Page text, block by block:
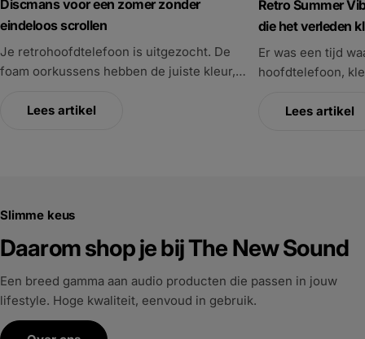
Discmans voor een zomer zonder
eindeloos scrollen
Je retrohoofdtelefoon is uitgezocht. De foam oorkussens hebben de juiste kleur, de kabel past bij de speler en je outfit is klaar. Maar dan ontbreekt natuurlijk nog één belangrijk onderdeel: de muziek. In de zomer, wanneer werk en dagelijkse sleur even wat verder naar de achtergrond verdwijnen, is het heerlijk om niet voortdurend aan je telefoon vast te zitten. Geen melding midden in je favoriete nummer, geen algoritme dat na twintig seconden alweer iets anders wil voorschotelen en geen gedachteloos rondscrollen terwijl je eigenlijk muziek wilde luisteren. Gewoon een cd uitzoeken, het doosje openen, de disc in de speler leggen en op play drukken. En ja, je hoort het goed: de Discman is terug. Daar weten wij inmiddels behoorlijk veel van. Niet omdat hier op kantoor een verborgen wand met tienduizend cd’s staat, maar omdat we een belangrijk deel van ons bestaansrecht bijna aan één draagbare cd-speler te danken hebben. Sinds de introductie van de FiiO DM13 BT is er een echte cd-boom ontstaan. Oude collecties kwamen van zolder, artiesten brachten weer bijzondere cd-edities uit en andere audiomerken begonnen ineens ook na te denken over moderne draagbare cd-spelers. In deze blog behandelen we vier modellen die ieder op hun eigen manier bij jouw Retro Summer Vibes passen. Van draadloos en toegankelijk tot uitgebreider, verfijnder en volledig gericht op de liefhebber. 1. FiiO DM13 BT – de OG die de Discman-hype opnieuw begon De FiiO DM13 BT mogen we inmiddels gerust de OG van de moderne Discman-revival noemen. Toen hij net verscheen, was hij bijna schaarser dan een Rolex bij de dealer. Iedere nieuwe levering leek alweer verkocht voordat de dozen goed en wel waren uitgepakt. Inmiddels is de beschikbaarheid gelukkig wat stabieler, maar de DM13 BT blijft een absolute bestseller. En dat is eigenlijk heel logisch. Hij is betaalbaar genoeg voor iemand die voor het eerst weer een cd-speler koopt, maar technisch serieus genoeg om ook een doorgewinterde muziekliefhebber te verrassen. De aluminium behuizing voelt degelijk aan, de verschillende kleuren geven hem persoonlijkheid en dankzij Bluetooth hoef je niet automatisch terug naar een dun hoofdtelefoonkabeltje dat bij iedere beweging aan je jas blijft hangen. De DM13 BT brengt het ritueel van vroeger terug, maar past zich wel aan het leven van nu aan. Cd erin, Bluetooth aan en luisteren maar Voor veel mensen is Bluetooth misschien wel de belangrijkste functie van de DM13 BT. Je kunt hem draadloos koppelen aan een hoofdtelefoon, actieve speaker of audiosysteem met Bluetooth-ontvangst. Zelfs in de auto wordt hij gebruikt om een oude cd-collectie opnieuw tot leven te brengen. Leg de speler op de passagiersstoel of in het middenconsole, verbind hem met het audiosysteem en je hebt ineens weer toegang tot albums die nergens op je favoriete streamingdienst staan. Dat maakt de DM13 BT ideaal voor iedereen die op zolder een doos cd’s heeft teruggevonden en niet direct een volledige klassieke hifi-installatie wil bouwen. Je hoeft niet eerst een versterker, DAC en nieuwe luidsprekers aan te schaffen. Je legt een cd in de speler, koppelt hem met een apparaat dat je al hebt en kunt beginnen. Via Bluetooth ondersteunt de DM13 BT onder meer aptX HD en aptX Low Latency. Met een geschikte hoofdtelefoon of speaker krijg je daardoor een betere draadloze overdracht en blijft de vertraging beperkt. De exacte codec wordt natuurlijk bepaald door wat beide apparaten ondersteunen, maar de DM13 BT biedt in ieder geval meer mogelijkheden dan een eenvoudige Bluetooth-zender. De perfecte combinatie met de FiiO EH11 Binnen onze Retro Summer Vibes-collectie is de combinatie met de FiiO EH11 misschien wel de leukste. De DM13 BT zorgt voor de fysieke cd en het bekende Discman-gevoel. De EH11 voegt daar een lichte, kleurrijke en volledig draadloze retrohoofdtelefoon aan toe. Eenmaal gekoppeld pak je de verbinding daarna gemakkelijk weer op en heb je een complete zomerset die nostalgisch oogt, maar verrassend modern werkt. Leg de DM13 BT op de campingtafel, naast je ligbed, op het balkon of in de hotelkamer. Zet de EH11 op en luister een volledig album zonder je telefoon erbij te pakken. Dat laatste klinkt misschien als een klein verschil, maar het verandert de manier waarop je luistert. Op je telefoon is de volgende app altijd één veeg verwijderd. Met een cd kies je vooraf wat je wilt horen. Daarna draait het album gewoon verder. Niet ieder nummer hoeft direct je nieuwe favoriet te zijn en je hoeft niet na twintig seconden te beslissen of je wilt doorspoelen. Je geeft muziek weer wat tijd. Veel serieuzer dan alleen een retroaccessoire De DM13 BT ziet er leuk uit, maar is zeker geen plastic gimmick die alleen voor een Instagram-foto is ontworpen. Binnenin werken twee Cirrus Logic CS43198 DAC-chips samen met aparte SGM8262 hoofdtelefoonversterkers. Daardoor kan de speler ook bedraad verrassend serieus presteren. Op de voorkant vind je zowel een normale 3,5mm-uitgang als een gebalanceerde 4,4mm-aansluiting. Je kunt hem dus net zo gemakkelijk combineren met een betaalbare bedrade retrohoofdtelefoon als met een betere moderne hoofdtelefoon of set in-ear monitors. Voor aansluiting op een bestaande hifi-installatie zijn er bovendien digitale uitgangen beschikbaar. Zo kun je de DM13 BT als cd-transport gebruiken en het digitale signaal naar een externe DAC, versterker of actieve luidspreker sturen. Daarmee beweegt hij moeiteloos tussen verschillende rollen. Onderweg is het een draagbare cd-speler. Thuis kan hij op het bureau staan. In een hifi-opstelling functioneert hij als compacte bron. En via Bluetooth verandert hij in een draadloze cd-zender voor hoofdtelefoons, speakers of de auto. Desktopmodus voor lange zomeravonden De ingebouwde accu biedt tot ongeveer tien uur speeltijd, afhankelijk van het volume, de gebruikte uitgang en of Bluetooth actief is. Voor thuisgebruik heeft FiiO een desktopmodus toegevoegd. Hierbij wordt de speler rechtstreeks via USB gevoed en wordt de interne accu ontzien. Dat is handig wanneer de DM13 BT een vaste plaats krijgt naast je versterker, actieve luidsprekers of op het bureau. Je hoeft hem dan niet steeds op te laden en voorkomt dat de accu voortdurend wordt belast terwijl je de speler als stationaire cd-bron gebruikt. Die combinatie van draagbaar en desktopgebruik is een belangrijk onderdeel van zijn succes. De DM13 BT is niet uitsluitend bedoeld om tijdens het lopen in je jaszak te stoppen. Hij kan net zo goed de moderne cd-speler zijn die in de woonkamer blijft staan en af en toe meegaat naar buiten, op vakantie of naar kantoor. Je cd-collectie digitaliseren Een andere leuke functie is de mogelijkheid om cd’s naar WAV-bestanden te rippen. Daarmee kun je een fysiek album omzetten naar digitale bestanden en op een later moment overzetten naar een DAP, computer of andere muziekspeler. Het is geen uitgebreide bibliotheeksoftware die automatisch alle albumhoezen en metadata voor je organiseert, maar wel een praktische manier om muziek van een cd digitaal te bewaren. Heb je een collectie met albums die moeilijk op streamingdiensten te vinden zijn, dan is dit bijzonder handig. Je behoudt de fysieke cd, maar maakt de muziek ook beschikbaar voor momenten waarop je liever een compacte digitale speler meeneemt. Zo vormt de DM13 BT niet alleen een brug tussen oud en nieuw tijdens het luisteren, maar ook bij het bewaren van je collectie. Even wennen aan de multifunctionele bediening De DM13 BT kan veel, maar dat betekent ook dat niet iedere functie direct vanzelf spreekt. Voor afspelen, Bluetooth koppelen, het wisselen van modi en verschillende instellingen gebruikt FiiO een combinatie van fysieke knoppen en een multifunctionele bediening. Wanneer je hem voor het eerst gebruikt, is het soms even uitzoeken hoe alles werkt. Daarom hebben we een aparte Nederlandse handleiding voor de FiiO DM13 BT gemaakt. Daarin leggen we stap voor stap uit hoe je Bluetooth instelt, welke uitgangen je gebruikt, hoe de desktopmodus werkt en wat de verschillende knoppen precies doen. Na de eerste installatie is het gebruik eenvoudig. Cd erin, verbinding kiezen en luisteren. Wanneer kies je beter voor de DM15 R2R? De DM13 BT is vooral een uitstekende keuze voor reguliere audio-cd’s en dagelijks gebruik. Bestaat jouw collectie voor een groot deel uit zelfgebrande discs, data-cd’s of minder gangbaar opgebouwde uitgaven, dan is het verstandig vooraf goed naar de compatibiliteit te kijken. Ook bijzondere klassieke uitgaven en verzamelboxen kunnen soms anders zijn opgebouwd dan een normale audio-cd. In dat geval is de grotere FiiO DM15 R2R waarschijnlijk de interessantere keuze. Die is uitgebreider, biedt een bredere ondersteuning en zet technisch nog een duidelijke stap omhoog. Daar komen we in een volgend hoofdstuk uitgebreider op terug. Voor de meeste mensen blijft de DM13 BT echter precies de juiste balans. Hij is compact, degelijk, kleurrijk en betaalbaar. Je kunt draadloos of bedraad luisteren, hem thuis en onderweg gebruiken en zelfs je cd’s digitaliseren. Dat maakt hem niet alleen de speler waarmee de moderne Discman-hype voor ons echt begon, maar nog steeds een van de meest logische instappunten. De DM13 BT haalt je oude cd’s van zolder en geeft ze een nieuwe zomer. Onze favoriete combinatie: FiiO DM13 BT met de draadloze FiiO EH11. Retro aan de buitenkant, modern in gebruik en samen klaar voor een zomer waarin je telefoon best wat vaker in je tas mag blijven. 2. MOONDROP DiscDream 2 – retro space vibes voor de bedrade cd-liefhebber Wanneer je naar de FiiO DM13 BT kijkt, is de kans groot dat je automatisch ook met een schuin oog naar de MOONDROP DiscDream 2 kijkt. Beide spelers brengen de draagbare cd-speler terug, maar doen dat met een totaal ander karakter. De DM13 BT voelt fris, compact en modern. De DiscDream 2 kiest juist voor een uitgesproken retro-futuristische uitstraling. Het space-themed design lijkt op iets dat eind jaren negentig is ontworpen voor een toekomst waarin we allemaal met een Discma
Lees artikel
Retro Summer
die het verleden
Er was een tijd waarin je aan iemands hoofdtelefoon, kleding of tas bijna direct kon zien naar welke muziek diegene luisterde. Tegenwoordig lopen we massaal rond met dezelfde witte steeltjes in onze oren. Praktisch? Zeker. Maar persoonlijk is het niet altijd. Waar technologie ons dagelijks leven steeds sneller maakt, ontstaat bijna vanzelf een tegenbeweging. We grijpen terug naar cassettebandjes, cd’s, losse muziekspelers en producten die niet alleen functioneel zijn, maar ook iets over ons vertellen. Niet omdat vroeger alles beter was, maar omdat muziek luisteren toen vaak bewuster voelde. Je koos een album, drukte op play en nam er daadwerkelijk de tijd voor. Laat muziek nu net het perfecte middel zijn om even aan het scherm te ontsnappen. Met een losse DAP, Discman of moderne cassettespeler blijft je telefoon gewoon in je zak en draait het weer om dat ene album. De hoofdtelefoons in deze blog brengen precies dat gevoel terug, maar gelukkig zonder de dunne klank en krakende kabels die vroeger vaak bij draagbare audio hoorden. Van volledig draadloos tot ouderwets bedraad en alles daartussenin: met deze vier retro-inspired hoofdtelefoons geef jij je eigen draai aan de zomer. 1. FiiO EH11 – draadloos gemak en krankzinnig goed geluid voor de prijs De FiiO EH11 kwam eigenlijk direct als een bom binnen. Goh, verrassend: alweer een product van FiiO dat veel beter blijkt te zijn dan je op basis van de prijs zou verwachten. Op het eerste gezicht koop je de EH11 vooral vanwege zijn uiterlijk. De transparante hoofdband, houten accenten en opvallende foam oorkussens brengen je direct terug naar de jaren tachtig. Het is een hoofdtelefoon die gezien mag worden en die allesbehalve probeert op te gaan in de massa. Toch zit de echte verrassing in het geluid. De EH11 klinkt warm, vol en opvallend ruimtelijk voor zo’n compacte Bluetooth-hoofdtelefoon. Het laag heeft meer gewicht dan je verwacht, vocalen klinken prettig natuurlijk en door de luchtige constructie voelt de presentatie niet benauwd aan. Is het een high-end referentiehoofdtelefoon? Natuurlijk niet. Maar voor dit bedrag klinkt hij werkelijk krankzinnig goed. Daar komt bij dat hij extreem licht is en volledig draadloos werkt. Geen kabel langs je jas en geen losse dongle die onder uit je telefoon steekt. Je koppelt hem via Bluetooth en kunt direct luisteren. Precies het gemak dat we van moderne audio gewend zijn, maar dan in een vorm die duidelijk uit een ander tijdperk komt. Combineer de EH11 met een FiiO DM13 BT of de DM15 R2R en je hebt een moderne Discman-opstelling waarbij je wel een fysieke cd afspeelt, maar niet aan de speler vastzit. Je legt de speler op je bureau, stopt hem in je tas of zet hem naast je op het terras en luistert volledig draadloos verder. De EH11 is daarmee de ideale keuze voor iedereen die retro looks wil, maar niet wil inleveren op modern gebruiksgemak. Je koopt hem misschien omdat hij er leuk uitziet, maar uiteindelijk blijf je hem gebruiken omdat hij simpelweg ontzettend goed klinkt. Bekijk de EH11 hier 2. FiiO SNOWSKY Wind (Pro) – de complete retroset voor minder dan honderd euro Waar de EH11 volledig inzet op draadloos gemak, brengt de SNOWSKY Wind (Pro) juist het klassieke luisterritueel terug. Dit is een echte bedrade on-ear hoofdtelefoon: kabel aansluiten, muziek kiezen en luisteren. En eerlijk is eerlijk: juist die kabel hoort een beetje bij het gevoel. Het dunne silhouet, de metalen hoofdband en de zachte foam oorkussens doen denken aan de hoofdtelefoons die vroeger standaard naast een Walkman, Discman of iPod lagen. Alleen hoef je bij de Wind (Pro) jniet te doen alsof het dunne en scherpe geluid van vroeger onderdeel van de charme was. De Wind (Pro) jklinkt levendig, open en verrassend volwassen. De muziek krijgt voldoende ruimte, vocalen blijven helder en het laag heeft genoeg energie om pop, rock en elektronische muziek lekker mee te laten komen. Hij probeert niet de zwaarste bas of de meest analytische presentatie te leveren. Hij probeert muziek vooral leuk te maken, en daar slaagt hij uitstekend in. Dat alles komt in een extreem lichte en stijlvolle hoofdtelefoon die je gemakkelijk uren achter elkaar draagt. Geen batterij, geen Bluetooth-menu en geen firmware-update. Hij staat altijd klaar zodra jij de 3,5mm-stekker aansluit. De leukste combinatie maak je wat ons betreft met een SNOWSKY Echo Mini of Echo Nano. Je krijgt dan een compacte muziekspeler met fysieke bediening en een lichte bedrade hoofdtelefoon die samen direct doen denken aan de iPod-periode. Alleen klinkt de hoofdtelefoonuitgang nu een stuk beter en kun je jouw eigen muziekcollectie meenemen zonder onderweg door meldingen, e-mails en social media te worden afgeleid. Het mooiste is misschien nog wel dat
Lees artikel
Slimme keus
Daarom shop je bij The New Sound
Een breed gamma aan audio producten die passen in jouw
lifestyle. Hoge kwaliteit, eenvoud in gebruik.